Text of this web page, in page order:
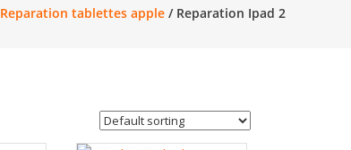
Reparation tablettes apple/ Reparation Ipad 2